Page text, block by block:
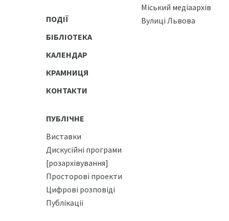
ПОДІЇ
БІБЛІОТЕКА
КАЛЕНДАР
КРАМНИЦЯ
КОНТАКТИ
Міський медіаархів
Вулиці Львова
ПУБЛІЧНЕ
Виставки
Дискусійні програми
[розархівування]
Просторові проекти
Цифрові розповіді
Публікації